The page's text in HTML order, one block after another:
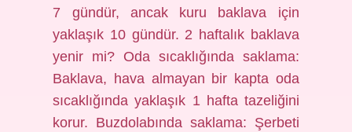
7 gündür, ancak kuru baklava için
yaklaşık 10 gündür. 2 haftalık baklava
yenir mi? Oda sıcaklığında saklama:
Baklava, hava almayan bir kapta oda
sıcaklığında yaklaşık 1 hafta tazeliğini
korur. Buzdolabında saklama: Şerbeti